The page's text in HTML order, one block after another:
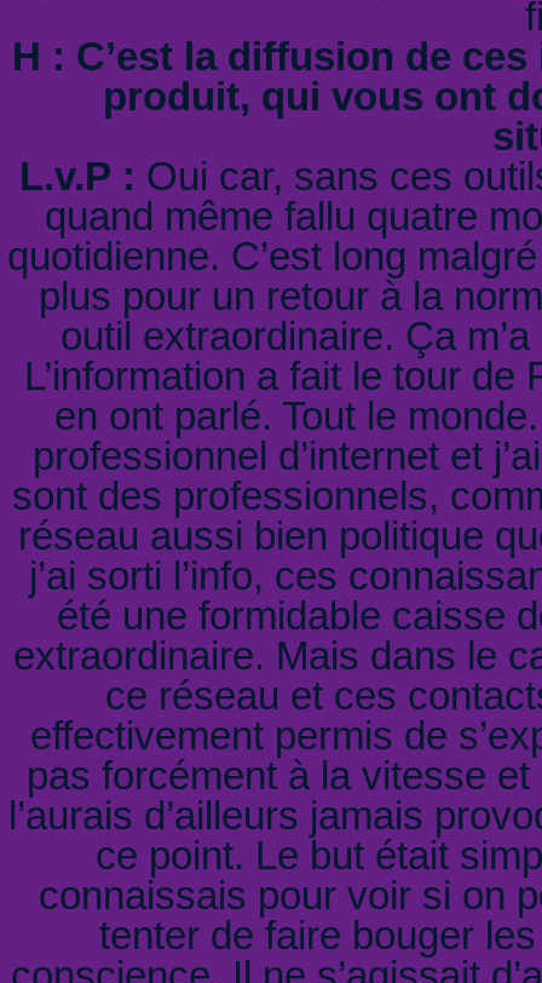
H : C’est la diffusion de
produit, qui vous ont
L.v.P : Oui car, sans ces
quand même fallu quatre
quotidienne. C’est long
plus pour un retour à la
outil extraordinaire. Ça
L’information a fait le tour
en ont parlé. Tout le
professionnel d’internet et
sont des professionnels,
réseau aussi bien politique
j’ai sorti l’info, ces
été une formidable caisse
extraordinaire. Mais dans le
ce réseau et ces
effectivement permis de
pas forcément à la vitesse
l’aurais d’ailleurs jamais
ce point. Le but était
connaissais pour voir si on
tenter de faire bouger